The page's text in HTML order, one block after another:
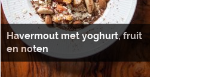
Havermout met yoghurt, fruit
en noten